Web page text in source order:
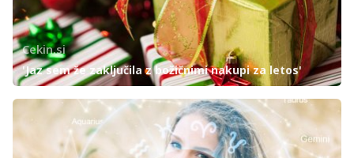
Cekin.si
'Jaz sem že zaključila z božičnimi nakupi za letos'